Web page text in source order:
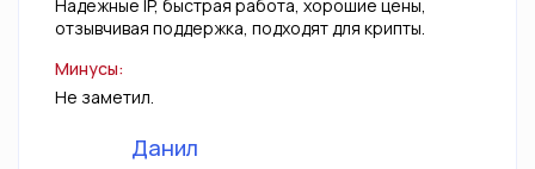
Надежные IP, быстрая работа, хорошие цены,
отзывчивая поддержка, подходят для крипты.
Минусы:
Не заметил.
Данил